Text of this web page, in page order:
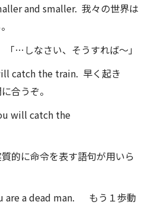
and smaller. 我々の世界は
しなさい、そうすれば～」
catch the train. 早く起き
合うぞ。
will catch the
的に命令を表す語句が用いら
are a dead man. もう１歩動